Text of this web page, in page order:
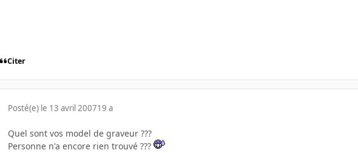
Citer
Posté(e) le 13 avril 200719 a
Quel sont vos model de graveur ???
Personne n'a encore rien trouvé ???